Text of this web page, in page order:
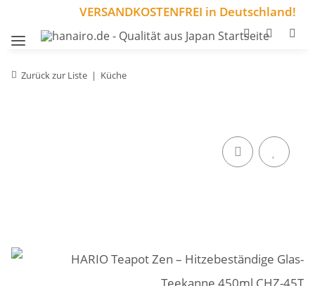
VERSANDKOSTENFREI in Deutschland!
Zurück zur Liste Küche